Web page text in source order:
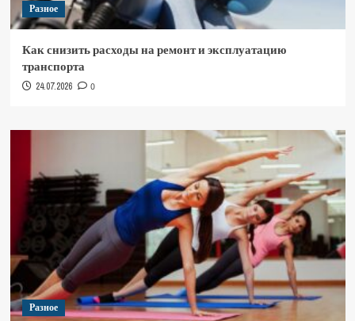
Разное
Как снизить расходы на ремонт и эксплуатацию
транспорта
24.07.2026 0
Разное